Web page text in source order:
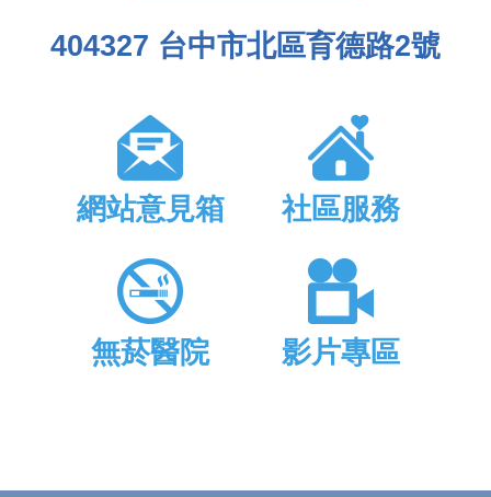
404327 台中市北區育德路2號
網站意見箱 社區服務
無菸醫院 影片專區